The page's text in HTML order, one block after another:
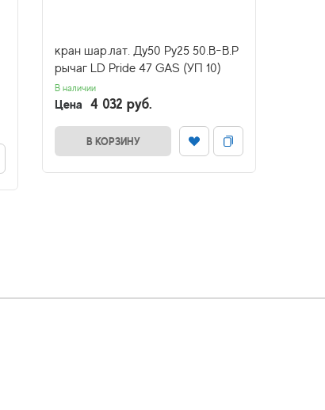
кран шар.лат. Ду50 Py25 50.В-В.Р
рычаг LD Pride 47 GAS (УП 10)
В наличии
Цена 4 032 руб.
В КОРЗИНУ